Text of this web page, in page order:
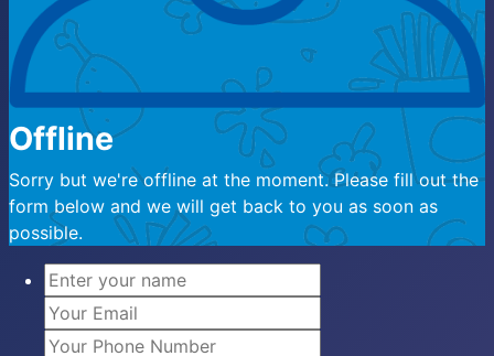
Offline
Sorry but we're offline at the moment. Please fill out the
form below and we will get back to you as soon as
possible.